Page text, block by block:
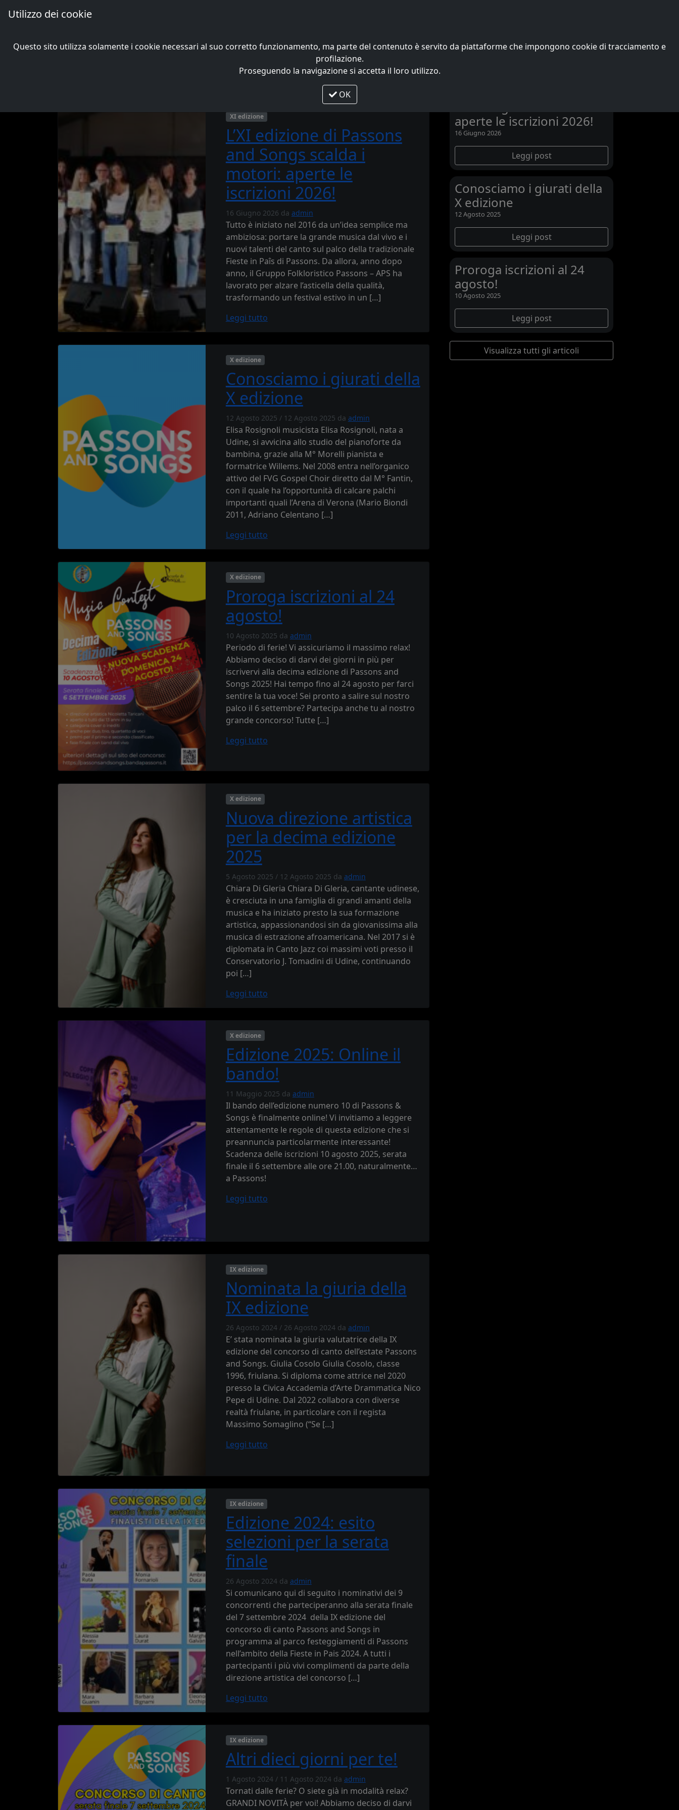
Passons and Songs
Utilizzo dei cookie
Questo sito utilizza solamente i cookie necessari al suo corretto funzionamento, ma parte del contenuto è servito da piattaforme che impongono cookie di tracciamento e
profilazione.
Proseguendo la navigazione si accetta il loro utilizzo.
OK
XI edizione
L’XI edizione di Passons
and Songs scalda i
motori: aperte le
iscrizioni 2026!
16 Giugno 2026 da admin
Tutto è iniziato nel 2016 da un’idea semplice ma
ambiziosa: portare la grande musica dal vivo e i
nuovi talenti del canto sul palco della tradizionale
Fieste in Paîs di Passons. Da allora, anno dopo
anno, il Gruppo Folkloristico Passons – APS ha
lavorato per alzare l’asticella della qualità,
trasformando un festival estivo in un […]
Leggi tutto
X edizione
Conosciamo i giurati della
X edizione
12 Agosto 2025 / 12 Agosto 2025 da admin
Elisa Rosignoli musicista Elisa Rosignoli, nata a
Udine, si avvicina allo studio del pianoforte da
bambina, grazie alla M° Morelli pianista e
formatrice Willems. Nel 2008 entra nell’organico
attivo del FVG Gospel Choir diretto dal M° Fantin,
con il quale ha l’opportunità di calcare palchi
importanti quali l’Arena di Verona (Mario Biondi
2011, Adriano Celentano […]
Leggi tutto
X edizione
Proroga iscrizioni al 24
agosto!
10 Agosto 2025 da admin
Periodo di ferie! Vi assicuriamo il massimo relax!
Abbiamo deciso di darvi dei giorni in più per
iscrivervi alla decima edizione di Passons and
Songs 2025! Hai tempo fino al 24 agosto per farci
sentire la tua voce! Sei pronto a salire sul nostro
palco il 6 settembre? Partecipa anche tu al nostro
grande concorso! Tutte […]
Leggi tutto
X edizione
Nuova direzione artistica
per la decima edizione
2025
5 Agosto 2025 / 12 Agosto 2025 da admin
Chiara Di Gleria Chiara Di Gleria, cantante udinese,
è cresciuta in una famiglia di grandi amanti della
musica e ha iniziato presto la sua formazione
artistica, appassionandosi sin da giovanissima alla
musica di estrazione afroamericana. Nel 2017 si è
diplomata in Canto Jazz coi massimi voti presso il
Conservatorio J. Tomadini di Udine, continuando
poi […]
Leggi tutto
X edizione
Edizione 2025: Online il
bando!
11 Maggio 2025 da admin
Il bando dell’edizione numero 10 di Passons &
Songs è finalmente online! Vi invitiamo a leggere
attentamente le regole di questa edizione che si
preannuncia particolarmente interessante!
Scadenza delle iscrizioni 10 agosto 2025, serata
finale il 6 settembre alle ore 21.00, naturalmente…
a Passons!
Leggi tutto
IX edizione
Nominata la giuria della
IX edizione
26 Agosto 2024 / 26 Agosto 2024da admin
E’ stata nominata la giuria valutatrice della IX
edizione del concorso di canto dell’estate Passons
and Songs. Giulia Cosolo Giulia Cosolo, classe
1996, friulana. Si diploma come attrice nel 2020
presso la Civica Accademia d’Arte Drammatica Nico
Pepe di Udine. Dal 2022 collabora con diverse
realtà friulane, in particolare con il regista
Massimo Somaglino (“Se […]
Leggi tutto
IX edizione
Edizione 2024: esito
selezioni per la serata
finale
26 Agosto 2024da admin
Si comunicano qui di seguito i nominativi dei 9
concorrenti che parteciperanno alla serata finale
del 7 settembre 2024 della IX edizione del
concorso di canto Passons and Songs in
programma al parco festeggiamenti di Passons
nell’ambito della Fieste in Pais 2024. A tutti i
partecipanti i più vivi complimenti da parte della
direzione artistica del concorso […]
Leggi tutto
IX edizione
Altri dieci giorni per te!
1 Agosto 2024 / 11 Agosto 2024da admin
Tornati dalle ferie? O siete già in modalità relax? ️
GRANDI NOVITÀ per voi! Abbiamo deciso di darvi
aperte le iscrizioni 2026!
16 Giugno 2026
Leggi post
Conosciamo i giurati della
X edizione
12 Agosto 2025
Leggi post
Proroga iscrizioni al 24
agosto!
10 Agosto 2025
Leggi post
Visualizza tutti gli articoli